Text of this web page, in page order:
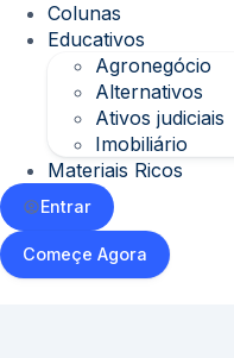
Colunas
Educativos
Agronegócio
Alternativos
Ativos judiciais
Imobiliário
Materiais Ricos
Entrar
Começe Agora